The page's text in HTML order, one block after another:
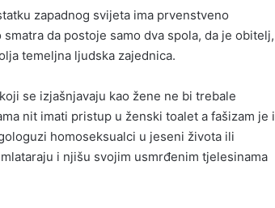
zapadnog svijeta ima prvenstveno
da postoje samo dva spola, da je obitelj,
temeljna ljudska zajednica.
se izjašnjavaju kao žene ne bi trebale
nit imati pristup u ženski toalet a fašizam je i
homoseksualci u jeseni života ili
i njišu svojim usmrđenim tjelesinama